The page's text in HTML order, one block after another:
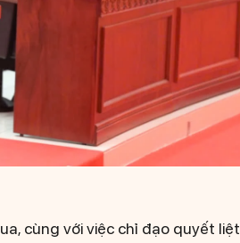
cùng với việc chỉ đạo quyết liệt